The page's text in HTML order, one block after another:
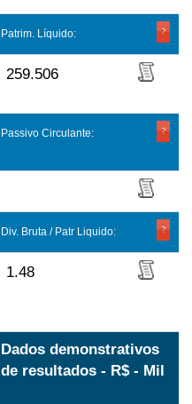
Patrim. Líquido:
259.506
Passivo Circulante:
Div. Bruta / Patr Liquido:
1.48
Dados demonstrativos
de resultados - R$ - Mil